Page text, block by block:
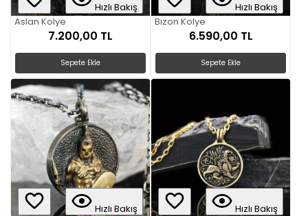
Hızlı Bakış
Aslan Kolye
7.200,00 TL
Sepete Ekle
Hızlı Bakış
Bizon Kolye
6.590,00 TL
Sepete Ekle
Hızlı Bakış
Hızlı Bakış